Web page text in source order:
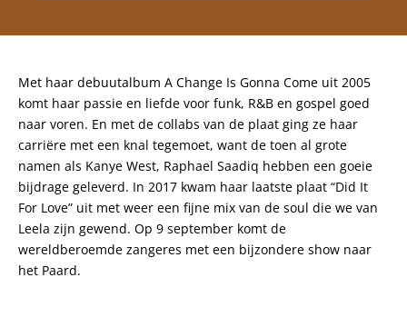
Met haar debuutalbum A Change Is Gonna Come uit 2005
komt haar passie en liefde voor funk, R&B en gospel goed
naar voren. En met de collabs van de plaat ging ze haar
carriëre met een knal tegemoet, want de toen al grote
namen als Kanye West, Raphael Saadiq hebben een goeie
bijdrage geleverd. In 2017 kwam haar laatste plaat “Did It
For Love” uit met weer een fijne mix van de soul die we van
Leela zijn gewend. Op 9 september komt de
wereldberoemde zangeres met een bijzondere show naar
het Paard.